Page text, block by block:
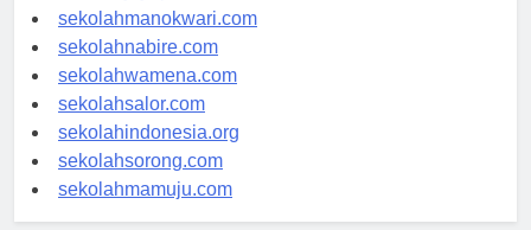
sekolahjayapura.com
sekolahmanokwari.com
sekolahnabire.com
sekolahwamena.com
sekolahsalor.com
sekolahindonesia.org
sekolahsorong.com